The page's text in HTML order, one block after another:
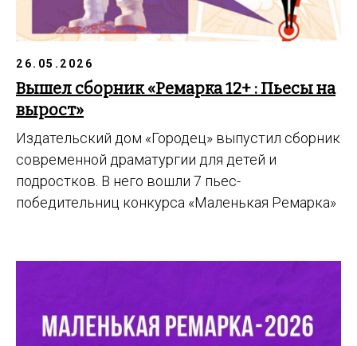
26.05.2026
Вышел сборник «Ремарка 12+ : Пьесы на
вырост»
Издательский дом «Городец» выпустил сборник
современной драматургии для детей и
подростков. В него вошли 7 пьес-
победительниц конкурса «Маленькая Ремарка»